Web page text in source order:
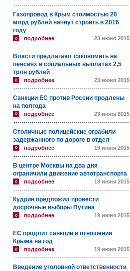
Газопровод в Крым стоимостью 20
млрд рублей начнут строить в 2016
году
подробнее 23 июня 2015
Власти предлагают сэкономить на
пенсиях и социальных выплатах 2,5
трлн рублей
подробнее 23 июня 2015
Санкции ЕС против России продлены
на полгода
подробнее 23 июня 2015
Столичные полицейские ограбили
задержанного по дороге в отдел
подробнее 19 июня 2015
В центре Москвы на два дня
ограничили движение автотранспорта
подробнее 19 июня 2015
Кудрин предложил провести
досрочные выборы Путина
подробнее 19 июня 2015
ЕС продлит санкции в отношении
Крыма на год
подробнее 19 июня 2015
Введение уголовной ответственности